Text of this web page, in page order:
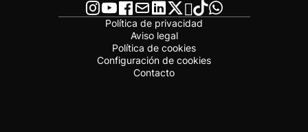
Política de privacidad
Aviso legal
Política de cookies
Configuración de cookies
Contacto